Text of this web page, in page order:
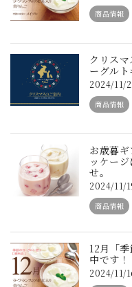
商品情報
クリス
ーグル
2024/11/
商品情報
お歳暮
ッケー
せ。
2024/11/
商品情報
12月「
中です！
2024/11/